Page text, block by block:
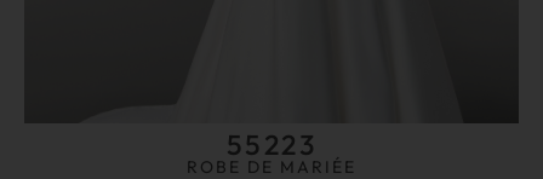
55223
ROBE DE MARIÉE